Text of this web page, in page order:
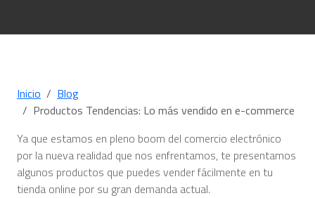
Inicio
Blog
Productos Tendencias: Lo más vendido en e-commerce
Ya que estamos en pleno boom del comercio electrónico
por la nueva realidad que nos enfrentamos, te presentamos
algunos productos que puedes vender fácilmente en tu
tienda online por su gran demanda actual.